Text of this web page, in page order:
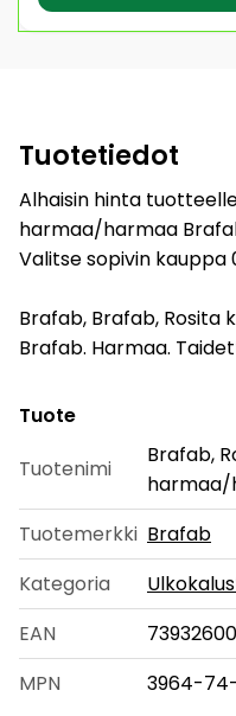
Tuotetiedot
Alhaisin hinta
harmaa/harmaa
Valitse sopivin kauppa
Brafab, Brafab,
Brafab. Harmaa.
Tuote
Tuotenimi
Brafab,
harmaa/
Tuotemerkki Brafab
Kategoria
EAN
MPN
3964-